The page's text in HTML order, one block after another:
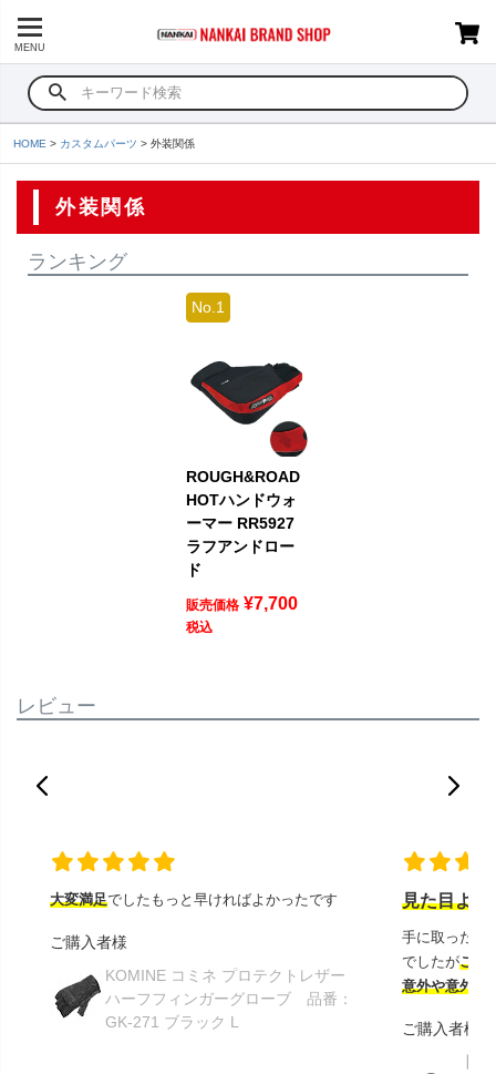
MENU
HOME カスタムパーツ 外装関係
外装関係
ランキング
ROUGH&ROAD
HOTハンドウォ
ーマー RR5927
ラフアンドロー
ド
販売価格 ¥7,700
税込
レビュー
大変満足でしたもっと早ければよかったです
ご購入者様
KOMINE コミネ プロテクトレザー
ハーフフィンガーグローブ 品番：
GK-271 ブラック L
見た目より
手に取ったと
でしたがこの
意外や意外ス
ご購入者様